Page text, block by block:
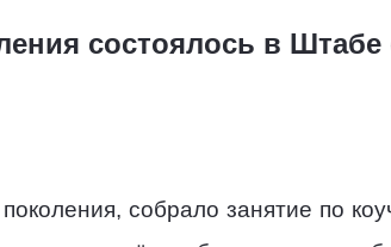
состоялось в
собрало занятие по